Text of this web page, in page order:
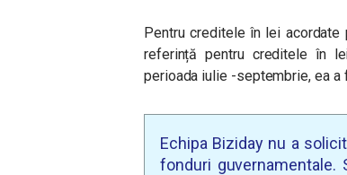
Pentru creditele în lei
referință pentru creditele în
perioada iulie -septembrie, ea a
Echipa Biziday nu a
fonduri guvernamentale.